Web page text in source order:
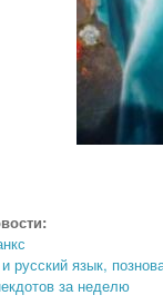
русский язык,
за неделю